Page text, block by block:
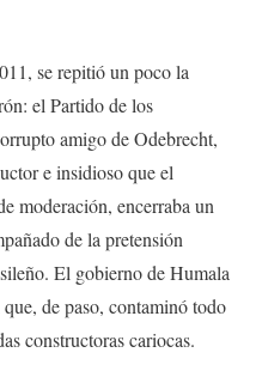
se repitió un poco la
el Partido de los
amigo de Odebrecht,
e insidioso que el
moderación, encerraba un
de la pretensión
El gobierno de Humala
de paso, contaminó todo
constructoras cariocas.